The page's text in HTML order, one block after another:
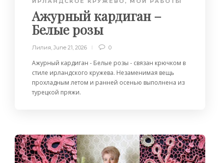
Ажурный кардиган –
Белые розы
Лилия, June 21, 2026 0
Ажурный кардиган - Белые розы - связан крючком в
стиле ирландского кружева. Незаменимая вещь
прохладным летом и ранней осенью выполнена из
турецкой пряжи.